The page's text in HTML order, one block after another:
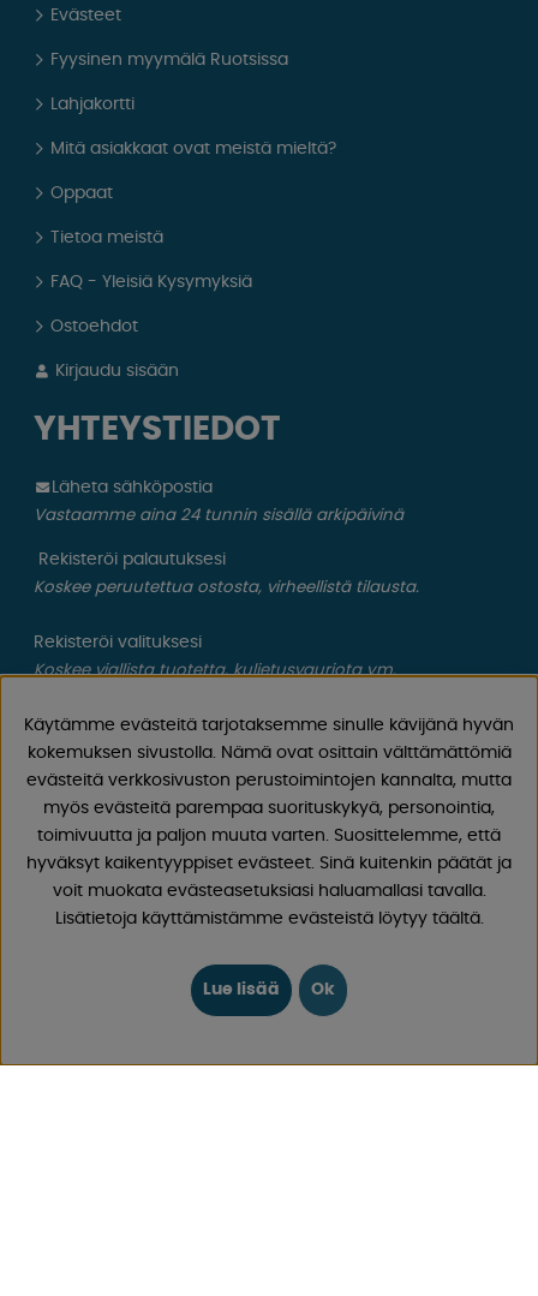
Evästeet
Fyysinen myymälä Ruotsissa
Lahjakortti
Mitä asiakkaat ovat meistä mieltä?
Oppaat
Tietoa meistä
FAQ - Yleisiä Kysymyksiä
Ostoehdot
Kirjaudu sisään
YHTEYSTIEDOT
Läheta sähköpostia
Vastaamme aina 24 tunnin sisällä arkipäivinä
Rekisteröi palautuksesi
Koskee peruutettua ostosta, virheellistä tilausta.
Rekisteröi valituksesi
Koskee viallista tuotetta, kuljetusvauriota ym.
CAMPMARKET
Meillä on vuosien varrella kertynyt laaja kokemus
matkailuvaunujen ja matkailuautojen tarvikkeista, koska
olemme myyneet asuntovaunuja ja matkailuautoja sekä
näiden varaosia ja tarvikkeita vuodesta 1968 lähtien.
Tarjoamme laajan valikoiman erilaisia ​​tuotteita retkeilyyn
ja vapaa-aikaan hyvillä hinnoilla ja alhaisilla
Seuraa meitä Facebookissa ja Instagramissa saadaksesi
Käytämme evästeitä tarjotaksemme sinulle kävijänä hyvän
kokemuksen sivustolla. Nämä ovat osittain välttämättömiä
evästeitä verkkosivuston perustoimintojen kannalta, mutta
myös evästeitä parempaa suorituskykyä, personointia,
toimivuutta ja paljon muuta varten. Suosittelemme, että
hyväksyt kaikentyyppiset evästeet. Sinä kuitenkin päätät ja
voit muokata evästeasetuksiasi haluamallasi tavalla.
Lisätietoja käyttämistämme evästeistä löytyy täältä.
Lue lisää Ok